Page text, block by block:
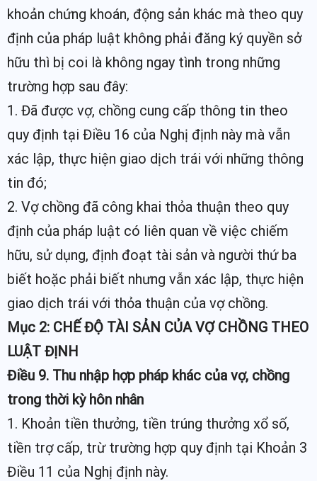
khoản chứng khoán, động sản khác mà theo quy
định của pháp luật không phải đăng ký quyền sở
hữu thì bị coi là không ngay tình trong những
trường hợp sau đây:
1. Đã được vợ, chồng cung cấp thông tin theo
quy định tại Điều 16 của Nghị định này mà vẫn
xác lập, thực hiện giao dịch trái với những thông
tin đó;
2. Vợ chồng đã công khai thỏa thuận theo quy
định của pháp luật có liên quan về việc chiếm
hữu, sử dụng, định đoạt tài sản và người thứ ba
biết hoặc phải biết nhưng vẫn xác lập, thực hiện
giao dịch trái với thỏa thuận của vợ chồng.
Mục 2: CHẾ ĐỘ TÀI SẢN CỦA VỢ CHỒNG THEO
LUẬT ĐỊNH
Điều 9. Thu nhập hợp pháp khác của vợ, chồng
trong thời kỳ hôn nhân
1. Khoản tiền thưởng, tiền trúng thưởng xổ số,
tiền trợ cấp, trừ trường hợp quy định tại Khoản 3
Điều 11 của Nghị định này.